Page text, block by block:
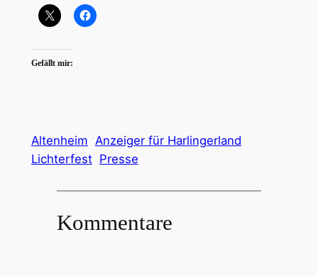
Gefällt mir:
Altenheim Anzeiger für Harlingerland
Lichterfest Presse
Kommentare